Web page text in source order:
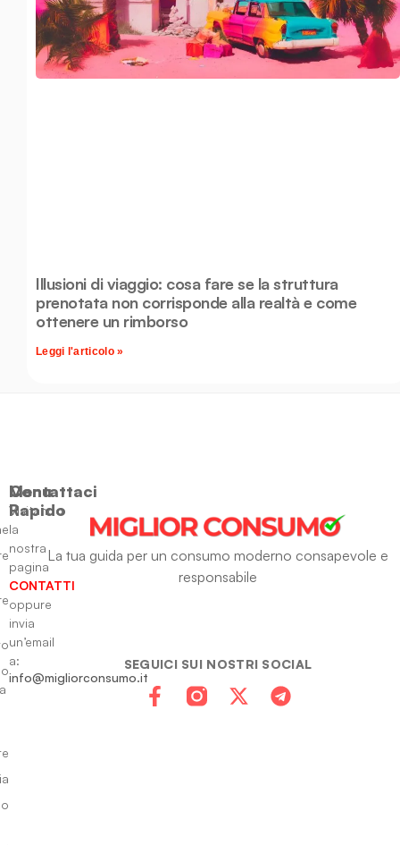
Illusioni di viaggio: cosa fare se la struttura
prenotata non corrisponde alla realtà e come
ottenere un rimborso
Leggi l'articolo »
La tua guida per un consumo moderno consapevole e
responsabile
SEGUICI SUI NOSTRI SOCIAL
Menu
Rapido
Contattaci
Visitando
la
nostra
pagina
CONTATTI
oppure
invia
un’email
a:
info@migliorconsumo.it